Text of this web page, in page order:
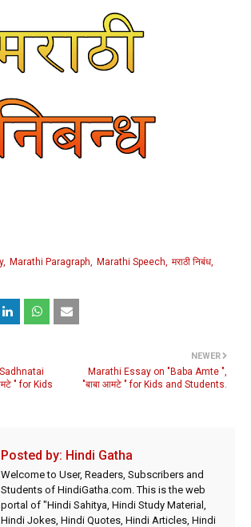
Marathi Paragraph Marathi Speech
मराठी निबंध
NEWER
Marathi Essay on "Baba Amte ",
"बाबा आमटे " for Kids and Students.
" for Kids
Posted by: Hindi Gatha
Welcome to User, Readers, Subscribers and
Students of HindiGatha.com. This is the web
portal of "Hindi Sahitya, Hindi Study Material,
Hindi Jokes, Hindi Quotes, Hindi Articles, Hindi